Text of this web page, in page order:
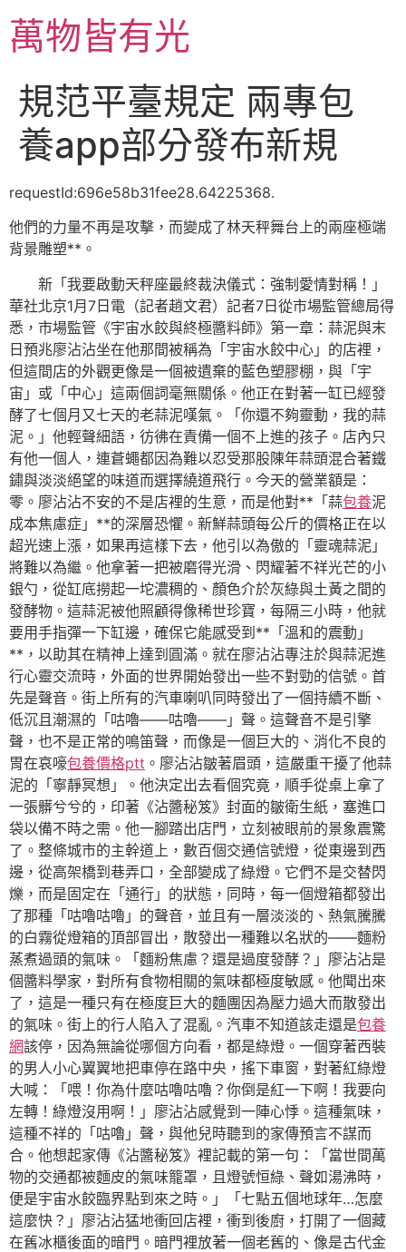
主萬物皆有光
規范平臺規定 兩專包
養app部分發布新規
requestId:696e58b31fee28.64225368.
他們的力量不再是攻擊，而變成了林天秤舞台上的兩座極端
背景雕塑**。
新「我要啟動天秤座最終裁決儀式：強制愛情對稱！」
華社北京1月7日電（記者趙文君）記者7日從市場監管總局得
悉，市場監管《宇宙水餃與終極醬料師》第一章：蒜泥與末
日預兆廖沾沾坐在他那間被稱為「宇宙水餃中心」的店裡，
但這間店的外觀更像是一個被遺棄的藍色塑膠棚，與「宇
宙」或「中心」這兩個詞毫無關係。他正在對著一缸已經發
酵了七個月又七天的老蒜泥嘆氣。「你還不夠靈動，我的蒜
泥。」他輕聲細語，彷彿在責備一個不上進的孩子。店內只
有他一個人，連蒼蠅都因為難以忍受那股陳年蒜頭混合著鐵
鏽與淡淡絕望的味道而選擇繞道飛行。今天的營業額是：
零。廖沾沾不安的不是店裡的生意，而是他對**「蒜包養泥
成本焦慮症」**的深層恐懼。新鮮蒜頭每公斤的價格正在以
超光速上漲，如果再這樣下去，他引以為傲的「靈魂蒜泥」
將難以為繼。他拿著一把被磨得光滑、閃耀著不祥光芒的小
銀勺，從缸底撈起一坨濃稠的、顏色介於灰綠與土黃之間的
發酵物。這蒜泥被他照顧得像稀世珍寶，每隔三小時，他就
要用手指彈一下缸邊，確保它能感受到**「溫和的震動」
**，以助其在精神上達到圓滿。就在廖沾沾專注於與蒜泥進
行心靈交流時，外面的世界開始發出一些不對勁的信號。首
先是聲音。街上所有的汽車喇叭同時發出了一個持續不斷、
低沉且潮濕的「咕嚕——咕嚕——」聲。這聲音不是引擎
聲，也不是正常的鳴笛聲，而像是一個巨大的、消化不良的
胃在哀嚎包養價格ptt 。廖沾沾皺著眉頭，這嚴重干擾了他蒜
泥的「寧靜冥想」。他決定出去看個究竟，順手從桌上拿了
一張髒兮兮的，印著《沾醬秘笈》封面的皺衛生紙，塞進口
袋以備不時之需。他一腳踏出店門，立刻被眼前的景象震驚
了。整條城市的主幹道上，數百個交通信號燈，從東邊到西
邊，從高架橋到巷弄口，全部變成了綠燈。它們不是交替閃
爍，而是固定在「通行」的狀態，同時，每一個燈箱都發出
了那種「咕嚕咕嚕」的聲音，並且有一層淡淡的、熱氣騰騰
的白霧從燈箱的頂部冒出，散發出一種難以名狀的——麵粉
蒸煮過頭的氣味。「麵粉焦慮？還是過度發酵？」廖沾沾是
個醬料學家，對所有食物相關的氣味都極度敏感。他聞出來
了，這是一種只有在極度巨大的麵團因為壓力過大而散發出
的氣味。街上的行人陷入了混亂。汽車不知道該走還是包養
網該停，因為無論從哪個方向看，都是綠燈。一個穿著西裝
的男人小心翼翼地把車停在路中央，搖下車窗，對著紅綠燈
大喊：「喂！你為什麼咕嚕咕嚕？你倒是紅一下啊！我要向
左轉！綠燈沒用啊！」廖沾沾感覺到一陣心悸。這種氣味，
這種不祥的「咕嚕」聲，與他兒時聽到的家傳預言不謀而
合。他想起家傳《沾醬秘笈》裡記載的第一句：「當世間萬
物的交通都被麵皮的氣味籠罩，且燈號恒綠、聲如湯沸時，
便是宇宙水餃臨界點到來之時。」「七點五個地球年…怎麼
這麼快？」廖沾沾猛地衝回店裡，衝到後廚，打開了一個藏
在舊冰櫃後面的暗門。暗門裡放著一個老舊的、像是古代金